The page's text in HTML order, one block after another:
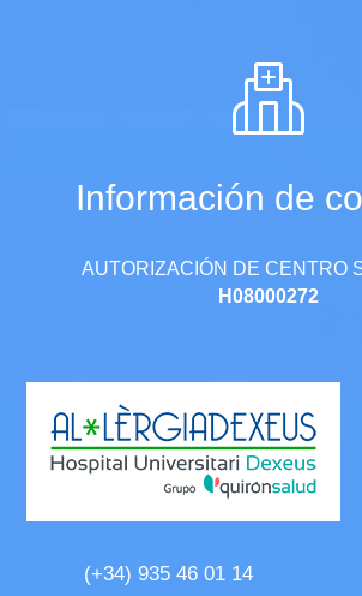
Información de
AUTORIZACIÓN DE CENTRO
H08000272
(+34) 935 46 01 14